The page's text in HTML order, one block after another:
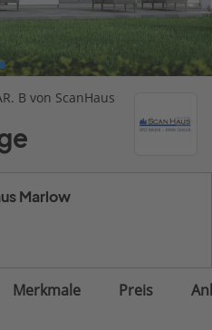
B von ScanHaus
Marlow
Merkmale Preis